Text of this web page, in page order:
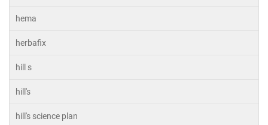
hema
herbafix
hill s
hill's
hill's science plan